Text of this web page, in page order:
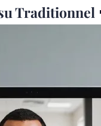
Traditionnel